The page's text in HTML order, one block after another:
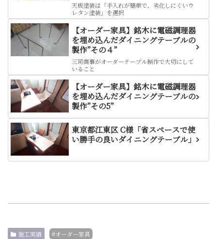
天板塗装は「手入れが簡単で、劣化しにくいウ
レタン塗装」を選択
【オーダー家具】銘木に電磁調理器
を埋め込んだダイニングテーブルの
製作”その４”
三司商事がオーダーテーブル制作で大切にして
いること
【オーダー家具】銘木に電磁調理器
を埋め込んだダイニングテーブルの
製作”その5”
東京都江東区 C様「省スペースで使
い勝手の良いダイニングテーブル」
施工実績 #オーダー家具